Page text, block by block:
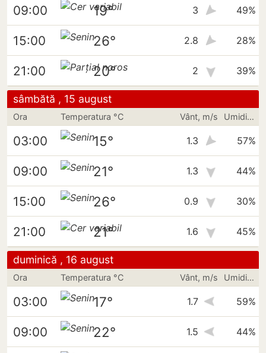
09:00 19° 3 49%
15:00 26° 2.8 28%
21:00 20° 2 39%
sâmbătă , 15 august
Ora Temperatura °C Vânt, m/s Umiditate
03:00 15° 1.3 57%
09:00 21° 1.3 44%
15:00 26° 0.9 30%
21:00 21° 1.6 45%
duminică , 16 august
Ora Temperatura °C Vânt, m/s Umiditate
03:00 17° 1.7 59%
09:00 22° 1.5 44%